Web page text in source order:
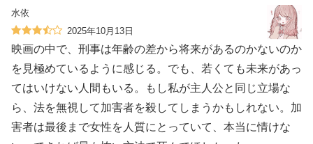
水依
2025年10月13日
映画の中で、刑事は年齢の差から将来があるのかないのか
を見極めているように感じる。でも、若くても未来があっ
てはいけない人間もいる。もし私が主人公と同じ立場な
ら、法を無視して加害者を殺してしまうかもしれない。加
害者は最後まで女性を人質にとっていて、本当に情けな